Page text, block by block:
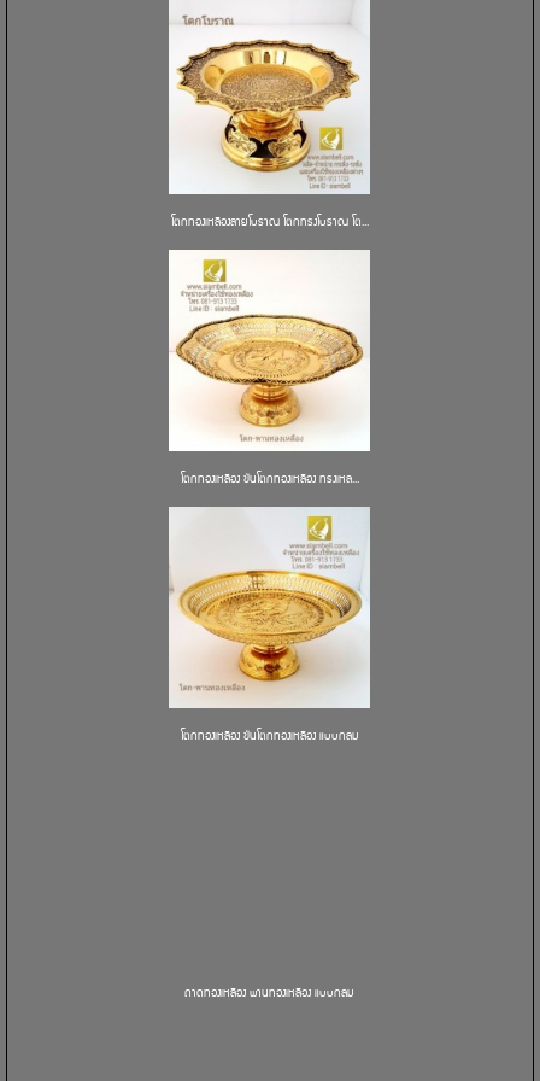
โตกทองเหลืองลายโบราณ โตกทรงโบราณ โต...
โตกทองเหลือง ขันโตกทองเหลือง ทรงเหล...
โตกทองเหลือง ขันโตกทองเหลือง แบบกลม
ถาดทองเหลือง พานทองเหลือง แบบกลม